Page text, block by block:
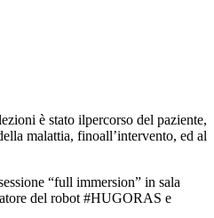
è stato ilpercorso del paziente,
malattia, finoall’intervento, ed al
“full immersion” in sala
del robot #HUGORAS e